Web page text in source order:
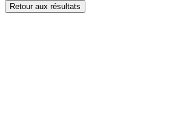
Retour aux résultats